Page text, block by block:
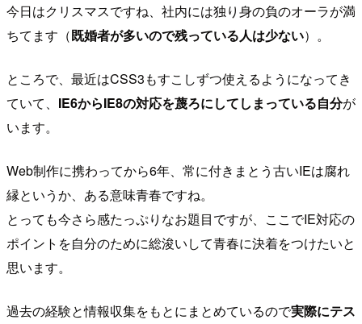
今日はクリスマスですね、社内には独り身の負のオーラが満
ちてます（既婚者が多いので残っている人は少ない）。
ところで、最近はCSS3もすこしずつ使えるようになってき
ていて、 IE6からIE8の対応を蔑ろにしてしまっている自分が
います。
Web制作に携わってから6年、常に付きまとう古いIEは腐れ
縁というか、ある意味青春ですね。
とっても今さら感たっぷりなお題目ですが、ここでIE対応の
ポイントを自分のために総浚いして青春に決着をつけたいと
思います。
過去の経験と情報収集をもとにまとめているので実際にテス